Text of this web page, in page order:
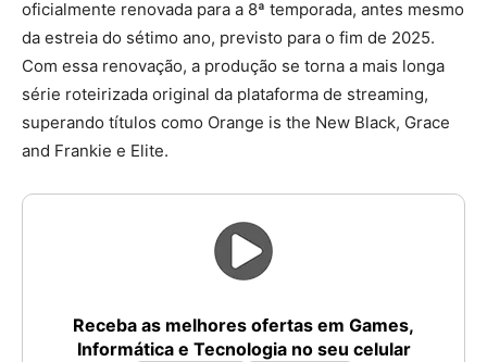
oficialmente renovada para a 8ª temporada, antes mesmo
da estreia do sétimo ano, previsto para o fim de 2025.
Com essa renovação, a produção se torna a mais longa
série roteirizada original da plataforma de streaming,
superando títulos como Orange is the New Black, Grace
and Frankie e Elite.
Receba as melhores ofertas em Games,
Informática e Tecnologia no seu celular